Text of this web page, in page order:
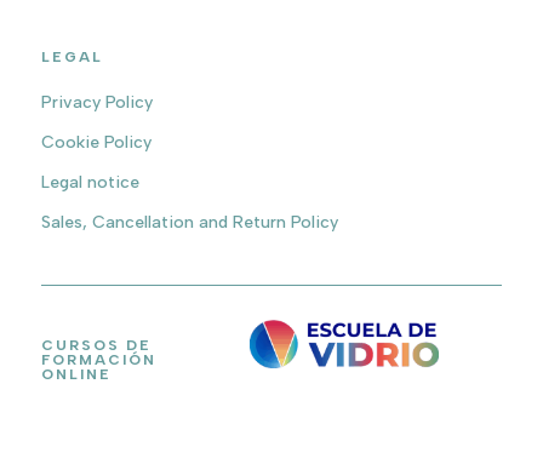
LEGAL
Privacy Policy
Cookie Policy
Legal notice
Sales, Cancellation and Return Policy
CURSOS DE
FORMACIÓN
ONLINE